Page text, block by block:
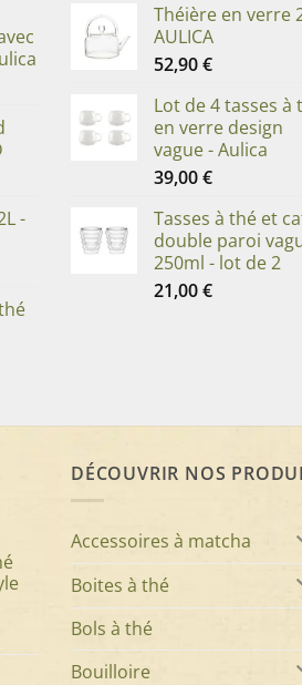
-
Théière en verre
AULICA
52,90€
Lot de 4 tasses à
en verre design
vague - Aulica
39,00€
Tasses à thé et
double paroi
250ml - lot de 2
21,00€
DÉCOUVRIR NOS
Accessoires à matcha
Boites à thé
Bols à thé
Bouilloire